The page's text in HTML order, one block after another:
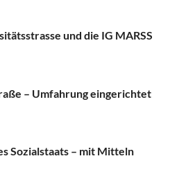
und die IG MARSS
­– Umfahrung eingerichtet
Sozialstaats – mit Mitteln